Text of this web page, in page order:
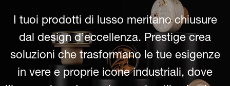
I tuoi prodotti di lusso meritano chiusure
dal design d’eccellenza. Prestige crea
soluzioni che trasformano le tue esigenze
in vere e proprie icone industriali, dove